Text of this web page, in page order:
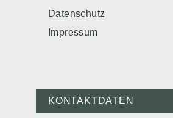
Datenschutz
Impressum
KONTAKTDATEN